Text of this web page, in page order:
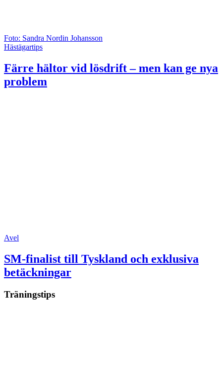
Foto: Sandra Nordin Johansson
Hästägartips
Färre hältor vid lösdrift – men kan ge nya
problem
Avel
SM-finalist till Tyskland och exklusiva
betäckningar
Träningstips